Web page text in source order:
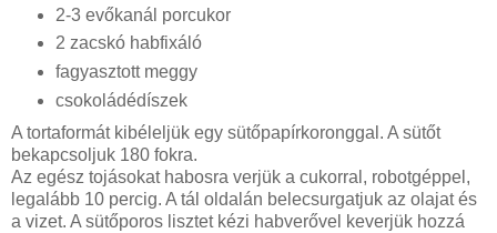
2-3 evőkanál porcukor
2 zacskó habfixáló
fagyasztott meggy
csokoládédíszek
A tortaformát kibéleljük egy sütőpapírkoronggal. A sütőt
bekapcsoljuk 180 fokra.
Az egész tojásokat habosra verjük a cukorral, robotgéppel,
legalább 10 percig. A tál oldalán belecsurgatjuk az olajat és
a vizet. A sütőporos lisztet kézi habverővel keverjük hozzá